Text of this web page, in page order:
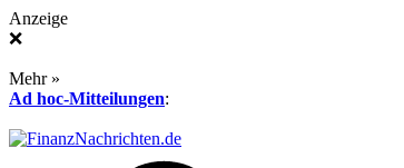
Anzeige
❌
Mehr »
Ad hoc-Mitteilungen: